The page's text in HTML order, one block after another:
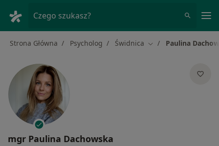
Czego szukasz?
Strona Główna Psycholog Świdnica Zmień miasto
Paulina
mgr Paulina Dachowska